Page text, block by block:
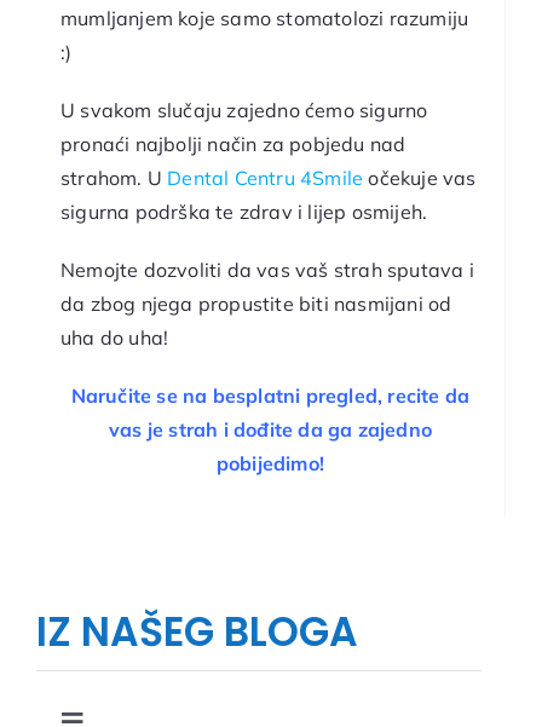
mumljanjem koje samo stomatolozi razumiju
:)
U svakom slučaju zajedno ćemo sigurno
pronaći najbolji način za pobjedu nad
strahom. U Dental Centru 4Smile očekuje vas
sigurna podrška te zdrav i lijep osmijeh.
Nemojte dozvoliti da vas vaš strah sputava i
da zbog njega propustite biti nasmijani od
uha do uha!
Naručite se na besplatni pregled, recite da
vas je strah i dođite da ga zajedno
pobijedimo!
IZ NAŠEG BLOGA